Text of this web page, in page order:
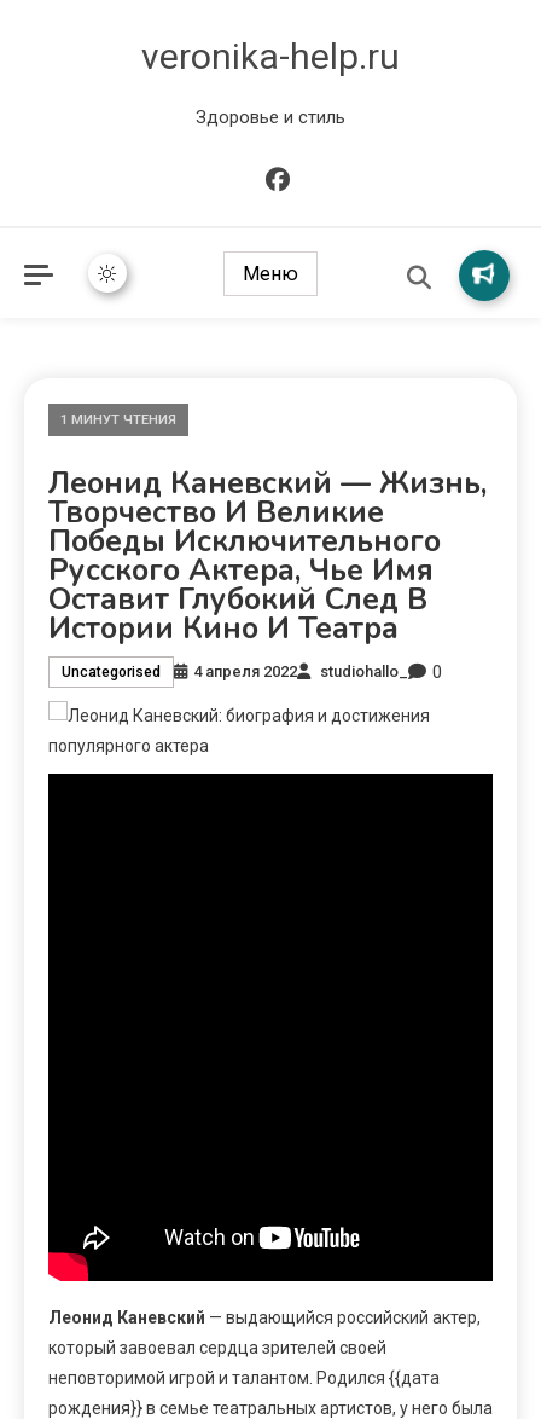
veronika-help.ru
Здоровье и стиль
Меню
1 МИНУТ ЧТЕНИЯ
Леонид Каневский — Жизнь,
Творчество И Великие
Победы Исключительного
Русского Актера, Чье Имя
Оставит Глубокий След В
Истории Кино И Театра
Uncategorised 4 апреля 2022 studiohallo_ 0
Леонид Каневский — выдающийся российский актер,
который завоевал сердца зрителей своей
неповторимой игрой и талантом. Родился {{дата
рождения}} в семье театральных артистов, у него была